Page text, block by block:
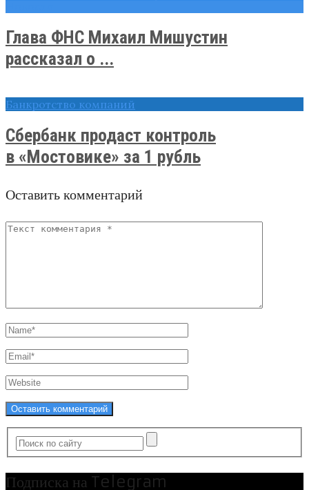
Глава ФНС Михаил Мишустин
рассказал о ...
Банкротство компаний
Сбербанк продаст контроль
в «Мостовике» за 1 рубль
Оставить комментарий
Подписка на Telegram